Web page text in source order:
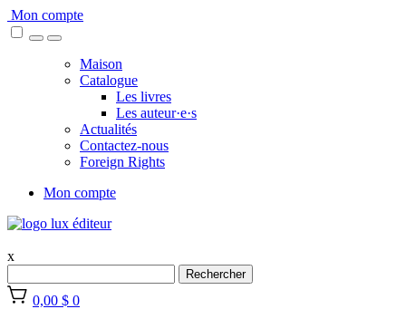
Skip
to
Mon compte
Maison
Catalogue
Les livres
Les auteur·e·s
Actualités
Contactez-nous
Foreign Rights
Mon compte
x
Rechercher
0,00 $ 0